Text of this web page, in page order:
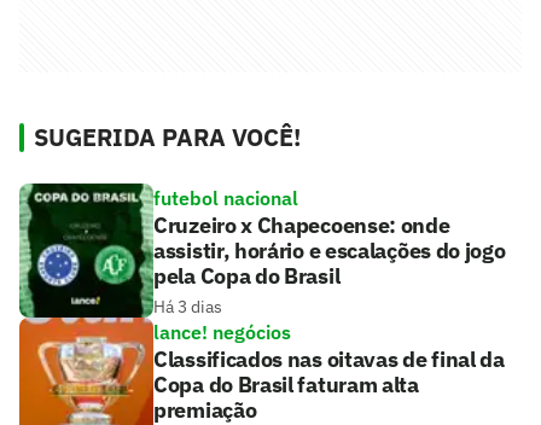
SUGERIDA PARA VOCÊ!
futebol nacional
Cruzeiro x Chapecoense: onde
assistir, horário e escalações do jogo
pela Copa do Brasil
Há 3 dias
lance! negócios
Classificados nas oitavas de final da
Copa do Brasil faturam alta
premiação